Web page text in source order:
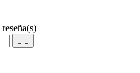
reseña(s)
 